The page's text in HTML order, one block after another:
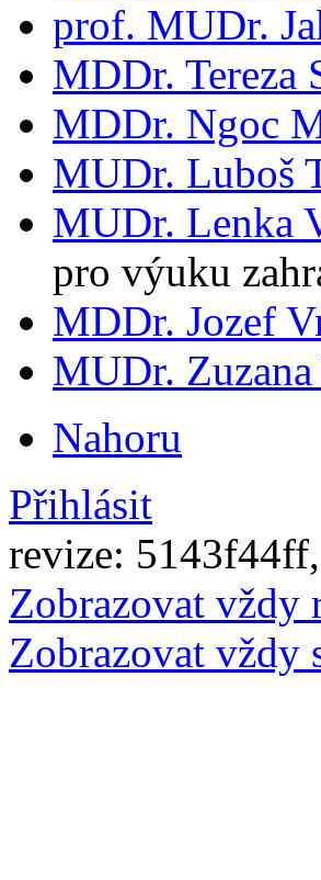
prof. MUDr.
MDDr. Tereza
MDDr. Ngoc
MUDr. Luboš
MUDr. Lenka
pro výuku
MDDr. Jozef
MUDr. Zuzana
Nahoru
Přihlásit
revize:
Zobrazovat vždy
Zobrazovat vždy